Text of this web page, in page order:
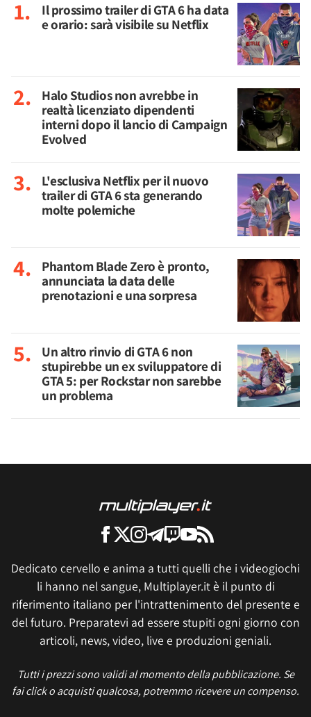
Il prossimo trailer di GTA 6 ha data
e orario: sarà visibile su Netflix
Halo Studios non avrebbe in
realtà licenziato dipendenti
interni dopo il lancio di Campaign
Evolved
L'esclusiva Netflix per il nuovo
trailer di GTA 6 sta generando
molte polemiche
Phantom Blade Zero è pronto,
annunciata la data delle
prenotazioni e una sorpresa
Un altro rinvio di GTA 6 non
stupirebbe un ex sviluppatore di
GTA 5: per Rockstar non sarebbe
un problema
Dedicato cervello e anima a tutti quelli che i videogiochi
li hanno nel sangue, Multiplayer.it è il punto di
riferimento italiano per l'intrattenimento del presente e
del futuro. Preparatevi ad essere stupiti ogni giorno con
articoli, news, video, live e produzioni geniali.
Tutti i prezzi sono validi al momento della pubblicazione. Se
fai click o acquisti qualcosa, potremmo ricevere un compenso.